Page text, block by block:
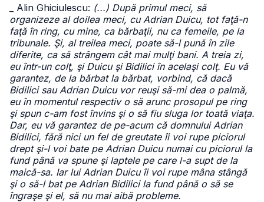
_ Alin Ghiciulescu: (...) După primul meci, să
organizeze al doilea meci, cu Adrian Duicu, tot faţă-n
faţă în ring, cu mine, ca bărbaţii, nu ca femeile, pe la
tribunale. Şi, al treilea meci, poate să-l pună în zile
diferite, ca să strângem cât mai mulţi bani. A treia zi,
eu într-un colţ, şi Duicu şi Bidilici în acelaşi colţ. Eu vă
garantez, de la bărbat la bărbat, vorbind, că dacă
Bidilici sau Adrian Duicu vor reuşi să-mi dea o palmă,
eu în momentul respectiv o să arunc prosopul pe ring
şi spun c-am fost învins şi o să fiu sluga lor toată viaţa.
Dar, eu vă garantez de pe-acum că domnului Adrian
Bidilici, fără nici un fel de greutate îi voi rupe piciorul
drept şi-l voi bate pe Adrian Duicu numai cu piciorul la
fund până va spune şi laptele pe care l-a supt de la
maică-sa. Iar lui Adrian Duicu îi voi rupe mâna stângă
şi o să-l bat pe Adrian Bidilici la fund până o să se
îngraşe şi el, să nu mai aibă probleme.